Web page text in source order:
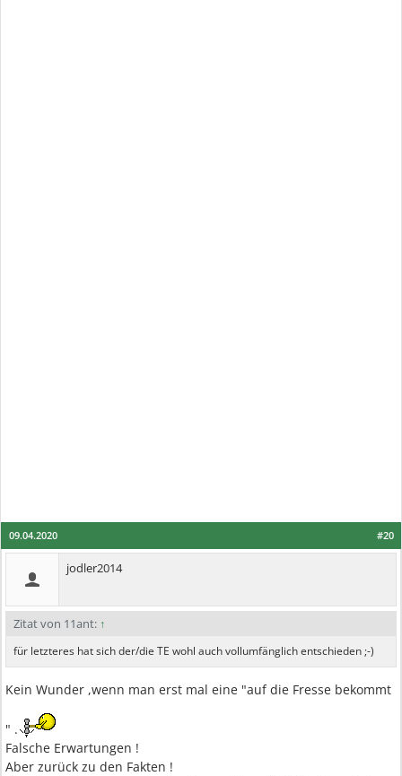
#20
09.04.2020
jodler2014
Zitat von 11ant: ↑
für letzteres hat sich der/die TE wohl auch vollumfänglich entschieden ;-)
Kein Wunder ,wenn man erst mal eine "auf die Fresse bekommt
" .
Falsche Erwartungen !
Aber zurück zu den Fakten !